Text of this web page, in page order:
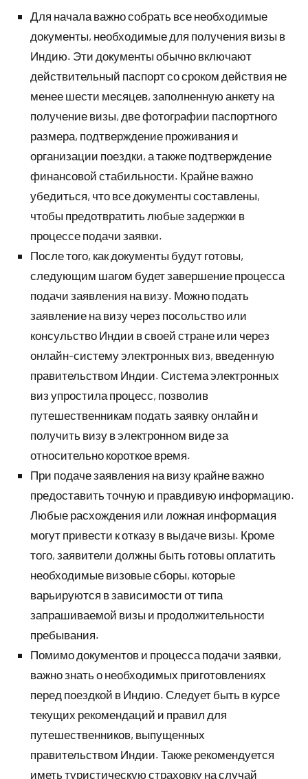
Для начала важно собрать все необходимые
документы, необходимые для получения визы в
Индию. Эти документы обычно включают
действительный паспорт со сроком действия не
менее шести месяцев, заполненную анкету на
получение визы, две фотографии паспортного
размера, подтверждение проживания и
организации поездки, а также подтверждение
финансовой стабильности. Крайне важно
убедиться, что все документы составлены,
чтобы предотвратить любые задержки в
процессе подачи заявки.
После того, как документы будут готовы,
следующим шагом будет завершение процесса
подачи заявления на визу. Можно подать
заявление на визу через посольство или
консульство Индии в своей стране или через
онлайн-систему электронных виз, введенную
правительством Индии. Система электронных
виз упростила процесс, позволив
путешественникам подать заявку онлайн и
получить визу в электронном виде за
относительно короткое время.
При подаче заявления на визу крайне важно
предоставить точную и правдивую информацию.
Любые расхождения или ложная информация
могут привести к отказу в выдаче визы. Кроме
того, заявители должны быть готовы оплатить
необходимые визовые сборы, которые
варьируются в зависимости от типа
запрашиваемой визы и продолжительности
пребывания.
Помимо документов и процесса подачи заявки,
важно знать о необходимых приготовлениях
перед поездкой в Индию. Следует быть в курсе
текущих рекомендаций и правил для
путешественников, выпущенных
правительством Индии. Также рекомендуется
иметь туристическую страховку на случай